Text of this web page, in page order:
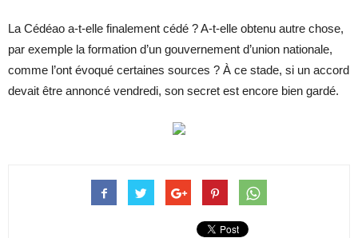
La Cédéao a-t-elle finalement cédé ? A-t-elle obtenu autre chose,
par exemple la formation d’un gouvernement d’union nationale,
comme l’ont évoqué certaines sources ? À ce stade, si un accord
devait être annoncé vendredi, son secret est encore bien gardé.